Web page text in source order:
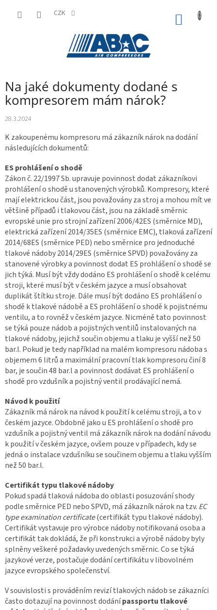
CZK
Na jaké dokumenty dodané s
kompresorem mám nárok?
28.3.2024
K zakoupenému kompresoru má zákazník nárok na dodání
následujících dokumentů:
ES prohlášení o shodě
Zákon č. 22/1997 Sb. upravuje povinnost dodat zákazníkovi
prohlášení o shodě u stanovených výrobků. Kompresory, které
mají elektrickou část, jsou považovány za stroj a mohou mít ve
většině případů i tlakovou část, jsou na základě směrnic
evropské unie pro strojní zařízení 2006/42ES (směrnice MD),
elektrická zařízení 2014/35ES (směrnice EMC), tlaková zařízení
2014/68ES (směrnice PED) nebo směrnice pro jednoduché
tlakové nádoby 2014/29ES (směrnice SPVD) považovány za
stanovené výrobky a povinnost dodat ES prohlášení o shodě se
jich týká. Musí být vždy dodáno ES prohlášení o shodě k celému
stroji, které musí být v českém jazyce a musí obsahovat
duplikát štítku stroje. Dále musí být dodáno ES prohlášení o
shodě k tlakové nádobě a ES prohlášení o shodě k pojistnému
ventilu, a to rovněž v českém jazyce. Nicméně tato povinnost
se týká pouze nádob a pojistných ventilů instalovaných na
tlakové nádoby, jejichž součin objemu a tlaku je vyšší než 50
bar.l. Pokud je tedy například na malém kompresoru nádoba s
objemem 6 litrů a maximální pracovní tlak kompresoru činí 8
bar, je součin 48 bar.l a povinnost dodávat ES prohlášení o
shodě pro vzdušník a pojistný ventil prodávající nemá.
Návod k použití
Zákazník má nárok na návod k použití k celému stroji, a to v
českém jazyce. Obdobně jako u ES prohlášení o shodě pro
vzdušník a pojistný ventil má zákazník nárok na dodání návodu
k použití v českém jazyce, ovšem pouze v případech, kdy se
jedná o instalace vzdušníku se součinem objemu a tlaku vyšším
než 50 bar.l.
Certifikát typu tlakové nádoby
Pokud spadá tlaková nádoba do oblasti posuzování shody
podle směrnice PED nebo SPVD, má zákazník nárok na tzv. EC
type examination certificate(certifikát typu tlakové nádoby).
Certifikát vystavuje pro výrobce nádoby notifikovaná osoba a
certifikát tak dokládá, že při konstrukci a výrobě nádoby byly
splněny veškeré požadavky uvedených směrnic. Co se týká
jazykové verze, postačuje dodání certifikátu v libovolném
jazyce evropského společenství.
V souvislosti s prováděním revizí tlakových nádob se zákazníci
často dotazují na povinnost dodánípassportu tlakové